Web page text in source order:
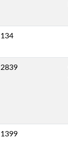
134
2839
1399